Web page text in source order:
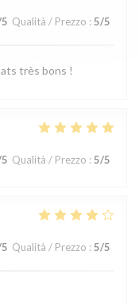
Qualità / Prezzo : 5/5
très bons !
Qualità / Prezzo : 5/5
Qualità / Prezzo : 5/5